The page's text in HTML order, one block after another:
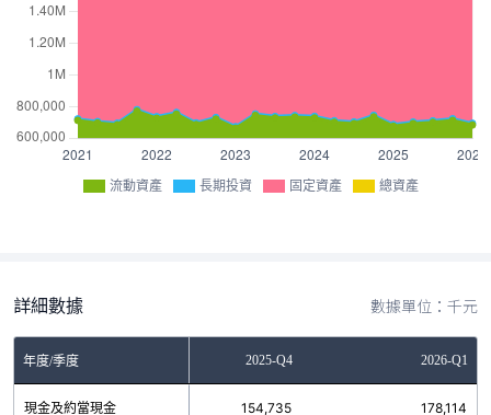
流動資產 長期投資 固定資產 總資產
詳細數據 數據單位：千元
年度/季度2025-Q3 2025-Q4 2026-Q1
現金及約當現金
161,412 154,735 178,114